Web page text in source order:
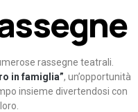
rassegne teatrali.
in famiglia”, un’opportunità
insieme divertendosi con